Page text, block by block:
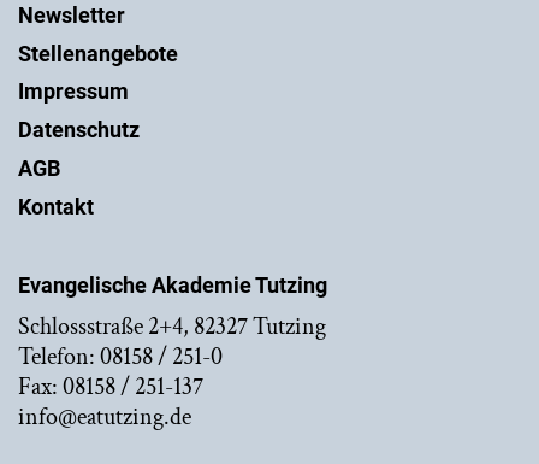
Evangelische Akademie Tutzing
Schlossstraße 2+4, 82327 Tutzing
Telefon: 08158 / 251-0
Fax: 08158 / 251-137
info@eatutzing.de
Newsletter
Stellenangebote
Impressum
Datenschutz
AGB
Kontakt